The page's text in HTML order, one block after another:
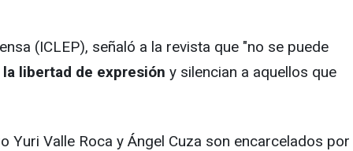
(ICLEP), señaló a la revista que "no se puede
libertad de expresión y silencian a aquellos que
Valle Roca y Ángel Cuza son encarcelados por